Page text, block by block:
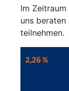
Im
uns beraten
teilnehmen.